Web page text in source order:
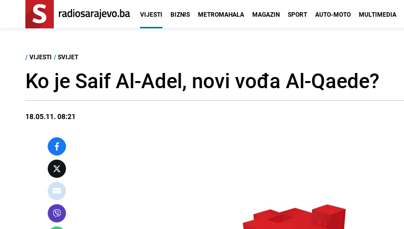
VIJESTI BIZNIS METROMAHALA MAGAZIN SPORT AUTO-MOTO MULTIMEDIA
/ VIJESTI / SVIJET
Ko je Saif Al-Adel, novi vođa Al-Qaede?
18.05.11. 08:21